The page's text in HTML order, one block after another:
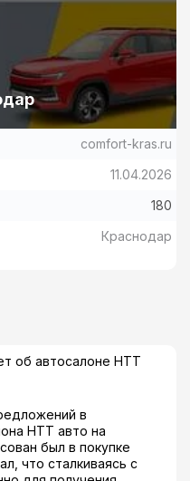
comfort-kras.ru
11.04.2026
180
Краснодар
об автосалоне НТТ
в
НТТ авто на
что сталкиваясь с